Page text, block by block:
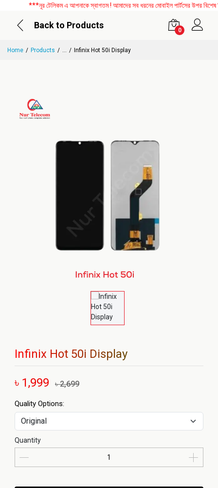
***নূর টেলিকম এ আপনাকে স্বাগতম ! আমাদের সব ধরনের মোবাইল পার্টসের উপর
Back to Products
0
Home Products ... Infinix Hot 50i Display
Infinix Hot 50i Display
৳ 1,999 ৳ 2,699
Quality Options:
Quantity